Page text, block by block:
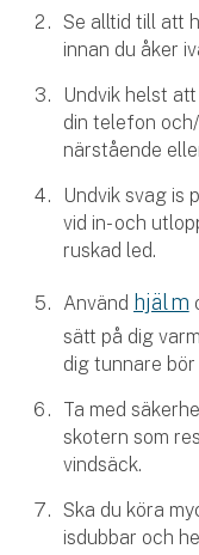
Hundförsäkring
Kattförsäkring
Djurförsäkring
Hem & hus
Villaförsäkring
Fritidshusförsäkring
Företag
Se alltid till att
innan du åker
Undvik helst
din telefon
närstående
Undvik svag is
vid in- och
ruskad led.
Använd hjälm
sätt på dig
dig tunnare
Ta med
skotern som
vindsäck.
Ska du köra
isdubbar och